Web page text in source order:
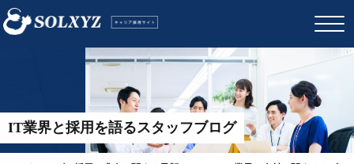
IT業界と採用を語るスタッフブログ